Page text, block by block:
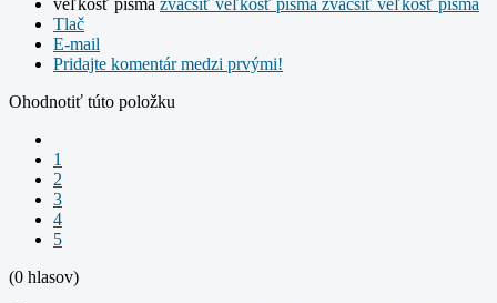
Tlač
E-mail
Pridajte komentár medzi prvými!
Ohodnotiť túto položku
1
2
3
4
5
(0 hlasov)